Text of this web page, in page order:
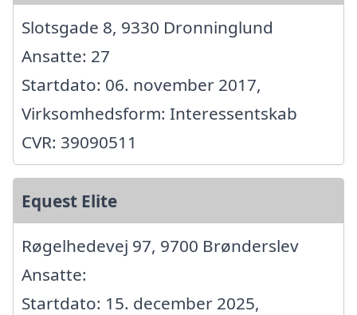
Slotsgade 8, 9330 Dronninglund
Ansatte: 27
Startdato: 06. november 2017,
Virksomhedsform: Interessentskab
CVR: 39090511
Equest Elite
Røgelhedevej 97, 9700 Brønderslev
Ansatte:
Startdato: 15. december 2025,